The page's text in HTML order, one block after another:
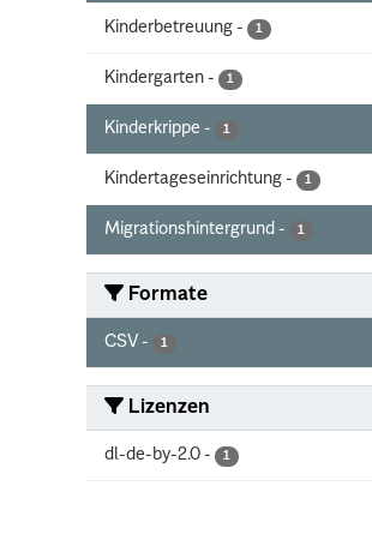
Kinderbetreuung - 1
Kindergarten - 1
Kinderkrippe - 1
Kindertageseinrichtung - 1
Migrationshintergrund - 1
Formate
CSV - 1
Lizenzen
dl-de-by-2.0 - 1